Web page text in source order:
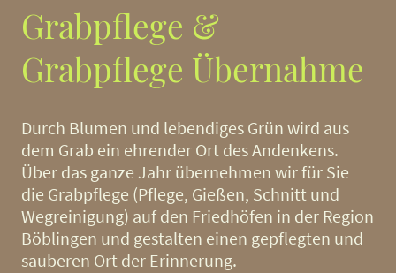
Grabpflege &
Grabpflege Übernahme
Durch Blumen und lebendiges Grün wird aus
dem Grab ein ehrender Ort des Andenkens.
Über das ganze Jahr übernehmen wir für Sie
die Grabpflege (Pflege, Gießen, Schnitt und
Wegreinigung) auf den Friedhöfen in der Region
Böblingen und gestalten einen gepflegten und
sauberen Ort der Erinnerung.